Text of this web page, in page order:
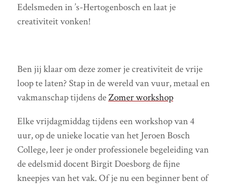
Edelsmeden in ’s-Hertogenbosch en laat je
creativiteit vonken!
Ben jij klaar om deze zomer je creativiteit de vrije
loop te laten? Stap in de wereld van vuur, metaal en
vakmanschap tijdens deZomer workshop
Elke vrijdagmiddag tijdens een workshop van 4
uur, op de unieke locatie van het Jeroen Bosch
College, leer je onder professionele begeleiding van
de edelsmid docent Birgit Doesborg de fijne
kneepjes van het vak. Of je nu een beginner bent of